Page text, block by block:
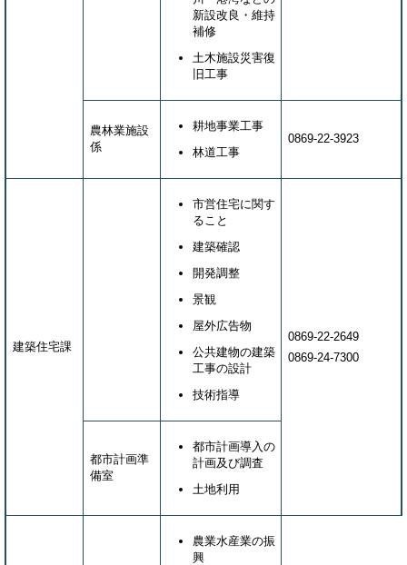
新設改良・維持
補修
土木施設災害復
旧工事
農林業施設
係
耕地事業工事
林道工事
0869-22-3923
建築住宅課
市営住宅に関す
ること
建築確認
開発調整
景観
屋外広告物
公共建物の建築
工事の設計
技術指導
0869-22-2649
0869-24-7300
都市計画準
備室
都市計画導入の
計画及び調査
土地利用
農業水産業の振
興